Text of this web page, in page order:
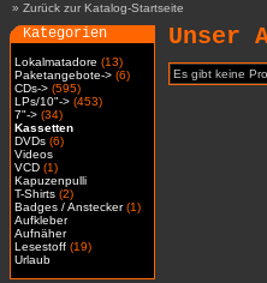
» Zurück zur Katalog-Startseite
Kategorien
Lokalmatadore (13)
Paketangebote-> (6)
CDs-> (595)
LPs/10"-> (453)
7"-> (34)
Kassetten
DVDs (6)
Videos
VCD (1)
Kapuzenpulli
T-Shirts (2)
Badges / Anstecker(1)
Aufkleber
Aufnäher
Lesestoff (19)
Urlaub
Unser
Es gibt keine